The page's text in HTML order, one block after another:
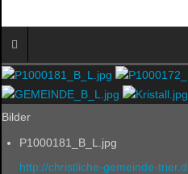
Bilder
P1000181_B_L.jpg
http://christliche-gemeinde-